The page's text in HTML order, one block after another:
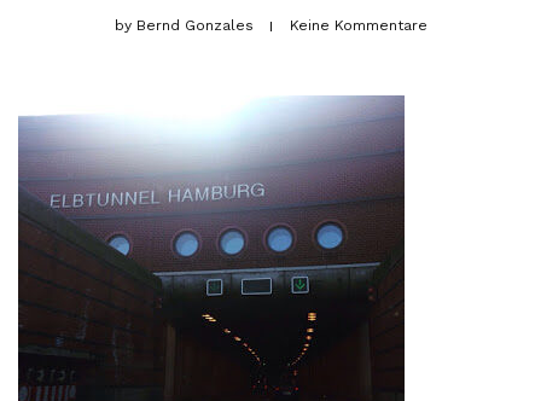
byBernd Gonzales Keine Kommentare